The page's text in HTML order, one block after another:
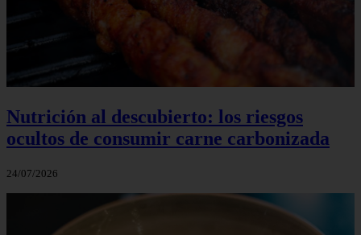
Nutrición al descubierto: los riesgos
ocultos de consumir carne carbonizada
24/07/2026